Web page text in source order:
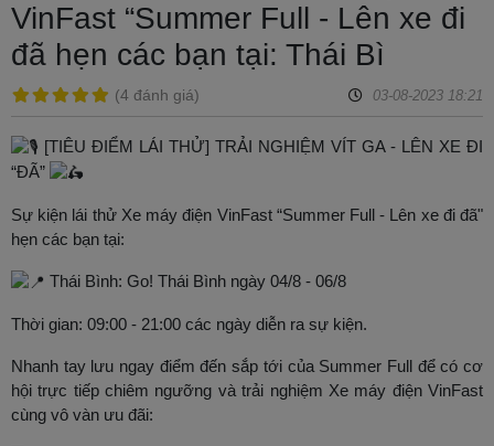
VinFast “Summer Full - Lên xe đi
đã hẹn các bạn tại: Thái Bì
(4 đánh giá) 03-08-2023 18:21
[TIÊU ĐIỂM LÁI THỬ] TRẢI NGHIỆM VÍT GA - LÊN XE ĐI
“ĐÃ”
Sự kiện lái thử Xe máy điện VinFast “Summer Full - Lên xe đi đã"
hẹn các bạn tại:
Thái Bình: Go! Thái Bình ngày 04/8 - 06/8
Thời gian: 09:00 - 21:00 các ngày diễn ra sự kiện.
Nhanh tay lưu ngay điểm đến sắp tới của Summer Full để có cơ
hội trực tiếp chiêm ngưỡng và trải nghiệm Xe máy điện VinFast
cùng vô vàn ưu đãi: